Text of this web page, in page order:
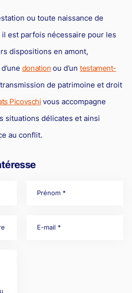
ou toute naissance de
est parfois nécessaire pour les
dispositions en amont,
donation ou d’untestament-
de patrimoine et droit
Picovschi vous accompagne
situations délicates et ainsi
au conflit.